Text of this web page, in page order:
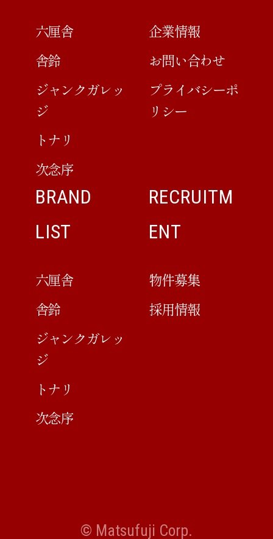
六厘舎
舎鈴
ジャンクガレッ
ジ
トナリ
次念序
企業情報
お問い合わせ
プライバシーポ
リシー
BRAND
LIST
六厘舎
舎鈴
ジャンクガレッ
ジ
トナリ
次念序
RECRUITM
ENT
物件募集
採用情報
© Matsufuji Corp.